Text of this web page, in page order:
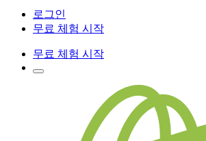
로그인
무료 체험 시작
무료 체험 시작